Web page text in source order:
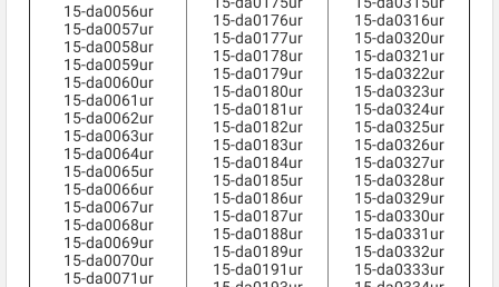
15-da0056ur
15-da0057ur
15-da0058ur
15-da0059ur
15-da0060ur
15-da0061ur
15-da0062ur
15-da0063ur
15-da0064ur
15-da0065ur
15-da0066ur
15-da0067ur
15-da0068ur
15-da0069ur
15-da0070ur
15-da0071ur
15-da0176ur
15-da0177ur
15-da0178ur
15-da0179ur
15-da0180ur
15-da0181ur
15-da0182ur
15-da0183ur
15-da0184ur
15-da0185ur
15-da0186ur
15-da0187ur
15-da0188ur
15-da0189ur
15-da0191ur
15-da0316ur
15-da0320ur
15-da0321ur
15-da0322ur
15-da0323ur
15-da0324ur
15-da0325ur
15-da0326ur
15-da0327ur
15-da0328ur
15-da0329ur
15-da0330ur
15-da0331ur
15-da0332ur
15-da0333ur